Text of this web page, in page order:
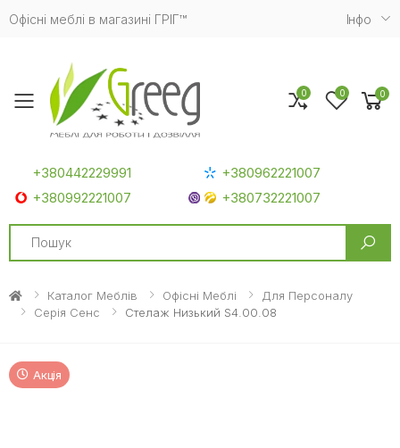
Офісні меблі в магазині ГРІГ™ Iнфо
Toggle mobile menu
+380442229991
+380962221007
+380992221007
+380732221007
Search
0 0 0
Каталог Меблів Офісні Меблі
Для Персоналу
Серія Сенс
Стелаж Низький S4.00.08
Акція